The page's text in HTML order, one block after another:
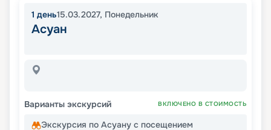
1 день15.03.2027, Понедельник
Асуан
Варианты экскурсий ВКЛЮЧЕНО В СТОИМОСТЬ
Экскурсия по Асуану с посещением